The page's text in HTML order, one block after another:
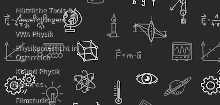
Nützliche Tools &
Anwendungen
VWA Physik
Physikunterricht in
Österreich
KI und Physik
Weiteres
Filmstudio